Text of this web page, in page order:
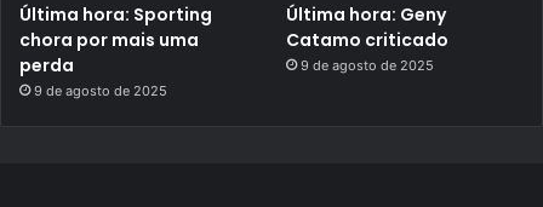
Última hora: Sporting
chora por mais uma
perda
9 de agosto de 2025
Última hora: Geny
Catamo criticado
9 de agosto de 2025